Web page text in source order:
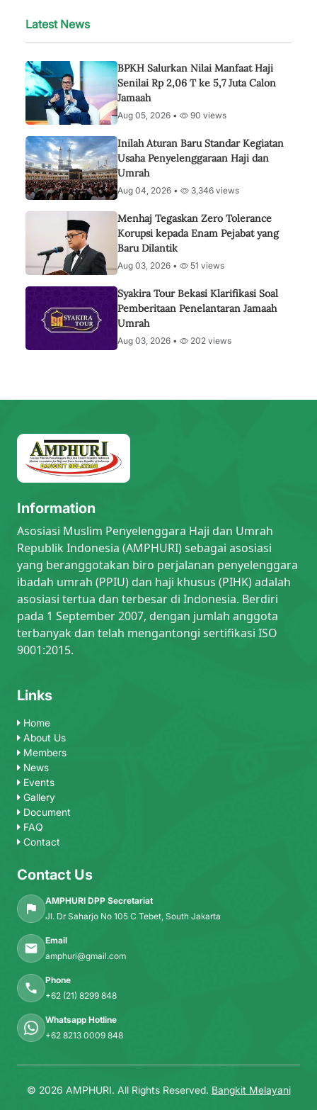
Latest News
BPKH Salurkan Nilai Manfaat Haji
Senilai Rp 2,06 T ke 5,7 Juta Calon
Jamaah
Aug 05, 2026 • 90 views
Inilah Aturan Baru Standar Kegiatan
Usaha Penyelenggaraan Haji dan
Umrah
Aug 04, 2026 • 3,346 views
Menhaj Tegaskan Zero Tolerance
Korupsi kepada Enam Pejabat yang
Baru Dilantik
Aug 03, 2026 • 51 views
Syakira Tour Bekasi Klarifikasi Soal
Pemberitaan Penelantaran Jamaah
Umrah
Aug 03, 2026 • 202 views
Information
Asosiasi Muslim Penyelenggara Haji dan Umrah
Republik Indonesia (AMPHURI) sebagai asosiasi
yang beranggotakan biro perjalanan penyelenggara
ibadah umrah (PPIU) dan haji khusus (PIHK) adalah
asosiasi tertua dan terbesar di Indonesia. Berdiri
pada 1 September 2007, dengan jumlah anggota
terbanyak dan telah mengantongi sertifikasi ISO
9001:2015.
Links
Home
About Us
Members
News
Events
Gallery
Document
FAQ
Contact
Contact Us
AMPHURI DPP Secretariat
Jl. Dr Saharjo No 105 C Tebet, South Jakarta
Email
amphuri@gmail.com
Phone
+62 (21) 8299 848
Whatsapp Hotline
+62 8213 0009 848
© 2026 AMPHURI. All Rights Reserved. Bangkit Melayani